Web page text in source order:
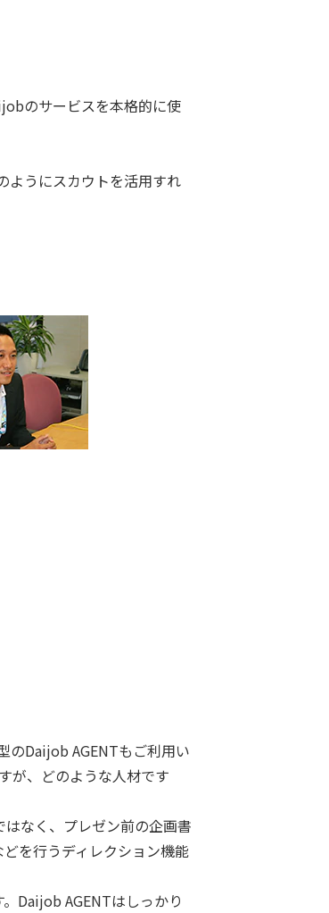
のサービスを本格的に使
ようにスカウトを活用すれ
Daijob AGENTもご利用い
が、どのような人材です
なく、プレゼン前の企画書
を行うディレクション機能
Daijob AGENTはしっかり